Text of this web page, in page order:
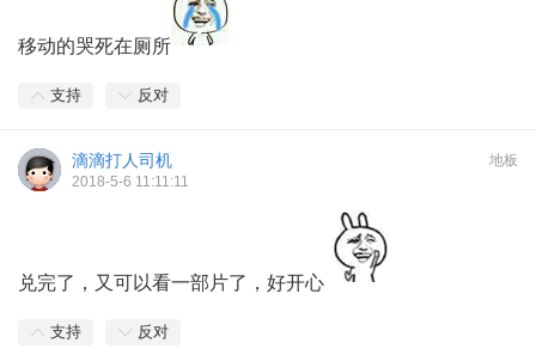
移动的哭死在厕所
支持 反对
地板
滴滴打人司机
2018-5-6 11:11:11
兑完了，又可以看一部片了，好开心
支持 反对